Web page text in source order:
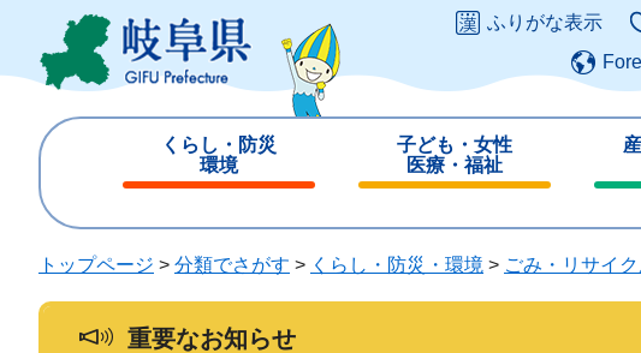
ジ
ュ
ふりがな表示
くらし・防災
環境
じ
子ども・女性
医療・福祉
じ
じ
る
トップページ > 分類でさがす > くらし・防災・環境 > ごみ・リサイ
重要なお知らせ